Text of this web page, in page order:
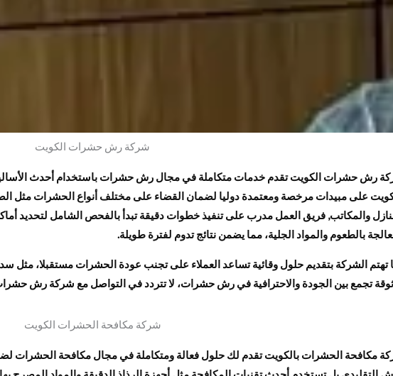
شركة رش حشرات الكويت
رش حشرات الكويت تقدم خدمات متكاملة في مجال رش حشرات باستخدام أحدث
على مبيدات مرخصة ومعتمدة دوليا لضمان القضاء على مختلف أنواع الحشرات مثل
والمكاتب, فريق العمل مدرب على تنفيذ خطوات دقيقة تبدأ بالفحص الشامل لتحديد
بالطعوم والمواد الجلية، مما يضمن نتائج تدوم لفترة طويلة.
تهتم الشركة بتقديم حلول وقائية تساعد العملاء على تجنب عودة الحشرات مستقبلا، مثل
تجمع بين الجودة والاحترافية في رش حشرات، لا تتردد في التواصل مع شركة رش
شركة مكافحة الحشرات الكويت
مكافحة الحشرات بالكويت تقدم لك حلول فعالة ومتكاملة في مجال مكافحة الحشرات